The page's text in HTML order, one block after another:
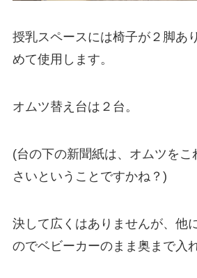
授乳スペースには椅子が２脚あ
めて使用します。
オムツ替え台は２台。
(台の下の新聞紙は、オムツをこ
さいということですかね？)
決して広くはありませんが、他
のでベビーカーのまま奥まで入